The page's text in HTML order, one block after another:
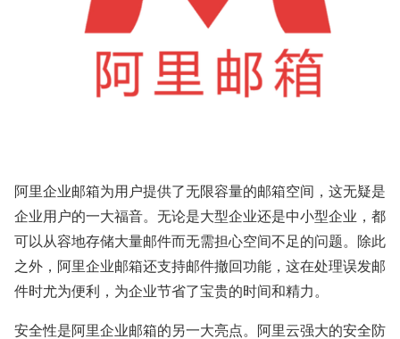
阿里企业邮箱为用户提供了无限容量的邮箱空间，这无疑是
企业用户的一大福音。无论是大型企业还是中小型企业，都
可以从容地存储大量邮件而无需担心空间不足的问题。除此
之外，阿里企业邮箱还支持邮件撤回功能，这在处理误发邮
件时尤为便利，为企业节省了宝贵的时间和精力。
安全性是阿里企业邮箱的另一大亮点。阿里云强大的安全防